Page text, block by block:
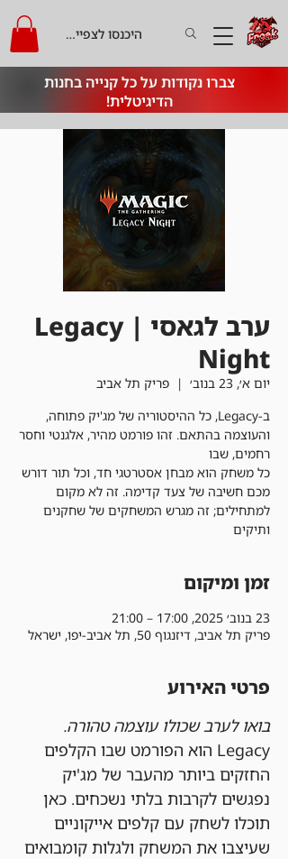
צברו נקודות על כל קנייה בחנות
הדיגיטלית!
היכנסו לצפייה בקרדיט
ערב לגאסי | Legacy
Night
יום א׳, 23 בנוב׳
  |
פריק תל אביב
ב-Legacy, כל ההיסטוריה של מג'יק פתוחה,
והעוצמה בהתאם. זהו פורמט מהיר, אלגנטי וחסר
כל משחק הוא מבחן אסטרטגי חד, וכל תור דורש
מכם חשיבה של צעד קדימה. זה לא מקום
למתחילים; זה מגרש המשחקים של שחקנים
ותיקים
זמן ומיקום
23 בנוב׳ 2025, 17:00 – 21:00
פריק תל אביב, דיזנגוף 50, תל אביב-יפו, ישראל
פרטי האירוע
בואו לערב שכולו עוצמה טהורה.
Legacy הוא הפורמט שבו הקלפים
החזקים ביותר מהעבר של מג'יק
נפגשים לקרבות בלתי נשכחים. כאן
תוכלו לשחק עם קלפים אייקוניים
שעיצבו את המשחק ולגלות קומבואים